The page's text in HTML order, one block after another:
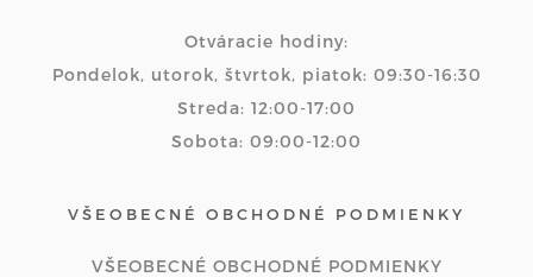
Otváracie hodiny:
Pondelok, utorok, štvrtok, piatok: 09:30-16:30
Streda: 12:00-17:00
Sobota: 09:00-12:00
VŠEOBECNÉ OBCHODNÉ PODMIENKY
VŠEOBECNÉ OBCHODNÉ PODMIENKY